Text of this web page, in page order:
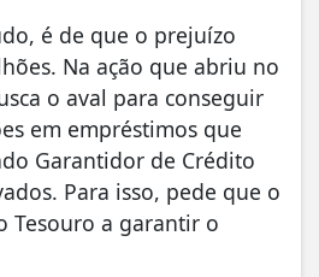
é de que o prejuízo
Na ação que abriu no
o aval para conseguir
em empréstimos que
Garantidor de Crédito
Para isso, pede que o
Tesouro a garantir o